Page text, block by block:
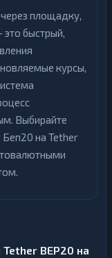
площадку,
быстрый,
курсы,
Выбирайте
Беп20 на Tether
BEP20 на